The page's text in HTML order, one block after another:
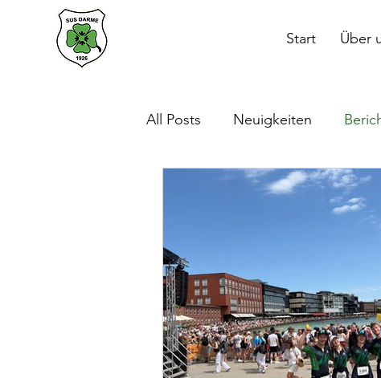
Start Über
All Posts Neuigkeiten